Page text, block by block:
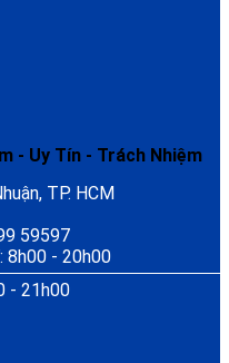
- Uy Tín - Trách Nhiệm
TP. HCM
59597
8h00 - 20h00
- 21h00